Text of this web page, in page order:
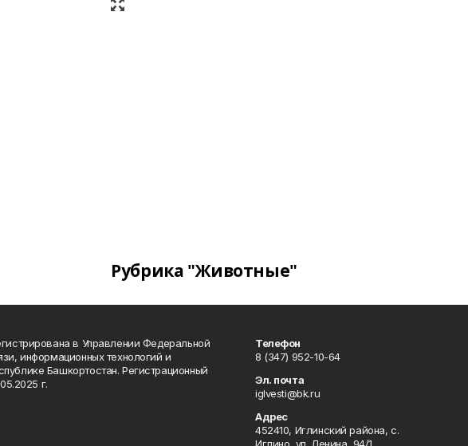
Рубрика "Животные"
в Управлении Федеральной
информационных технологий и
Башкортостан. Регистрационный
г.
Телефон
8 (347) 952-10-64
Эл. почта
iglvesti@bk.ru
Адрес
452410, Иглинский района, с.